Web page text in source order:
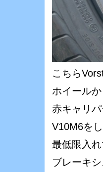
こちら
ホイール
赤キャリパ
V10M6を
最低限入
ブレーキシ